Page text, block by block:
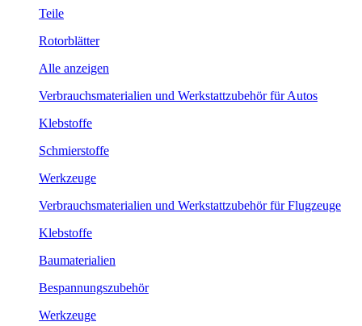
Teile
Rotorblätter
Alle anzeigen
Verbrauchsmaterialien und Werkstattzubehör für Autos
Klebstoffe
Schmierstoffe
Werkzeuge
Verbrauchsmaterialien und Werkstattzubehör für Flugzeuge
Klebstoffe
Baumaterialien
Bespannungszubehör
Werkzeuge